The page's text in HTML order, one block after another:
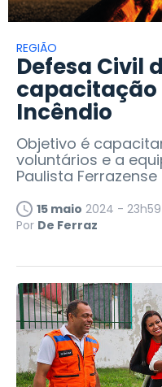
REGIÃO
Defesa Civil
capacitação
Incêndio
Objetivo é
voluntários e a
Paulista Ferrazense
15 maio 2024 - 23h59
Por De Ferraz